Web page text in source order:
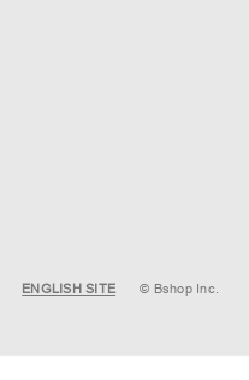
ENGLISH SITE © Bshop Inc.